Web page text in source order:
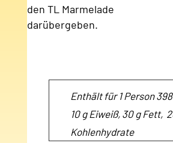
den TL Marmelade
darübergeben.
Enthält für 1 Person
10 g Eiweiß, 30 g Fett,
Kohlenhydrate